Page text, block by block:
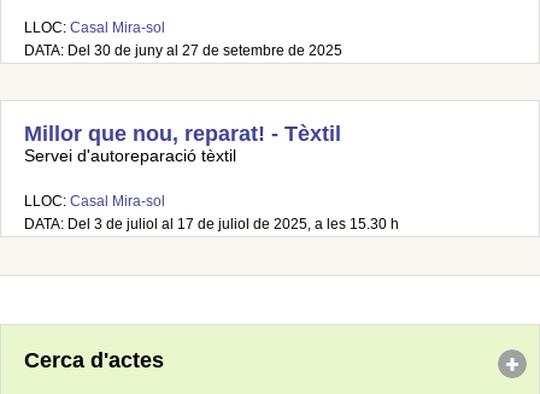
LLOC: Casal Mira-sol
DATA: Del 30 de juny al 27 de setembre de 2025
Millor que nou, reparat! - Tèxtil
Servei d'autoreparació tèxtil
LLOC: Casal Mira-sol
DATA: Del 3 de juliol al 17 de juliol de 2025, a les 15.30 h
Cerca d'actes